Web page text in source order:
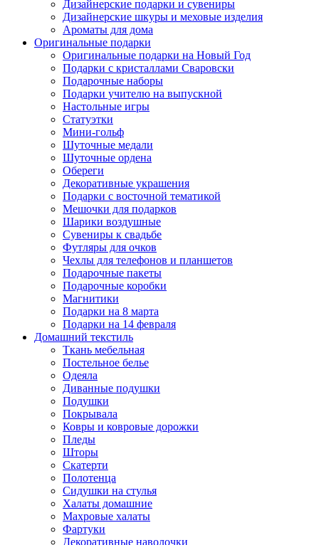
Дизайнерские подарки и сувениры
Дизайнерские шкуры и меховые изделия
Ароматы для дома
Оригинальные подарки
Оригинальные подарки на Новый Год
Подарки с кристаллами Сваровски
Подарочные наборы
Подарки учителю на выпускной
Настольные игры
Статуэтки
Мини-гольф
Шуточные медали
Шуточные ордена
Обереги
Декоративные украшения
Подарки с восточной тематикой
Мешочки для подарков
Шарики воздушные
Сувениры к свадьбе
Футляры для очков
Чехлы для телефонов и планшетов
Подарочные пакеты
Подарочные коробки
Магнитики
Подарки на 8 марта
Подарки на 14 февраля
Домашний текстиль
Ткань мебельная
Постельное белье
Одеяла
Диванные подушки
Подушки
Покрывала
Ковры и ковровые дорожки
Пледы
Шторы
Скатерти
Полотенца
Сидушки на стулья
Халаты домашние
Махровые халаты
Фартуки
Декоративные наволочки